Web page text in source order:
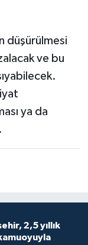
düşürülmesi
ve bu
ya da
2,5 yıllık